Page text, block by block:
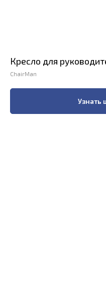
Кресло для
ChairMan
Узнать